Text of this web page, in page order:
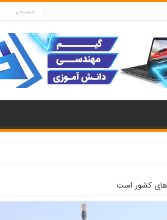
های کشور است